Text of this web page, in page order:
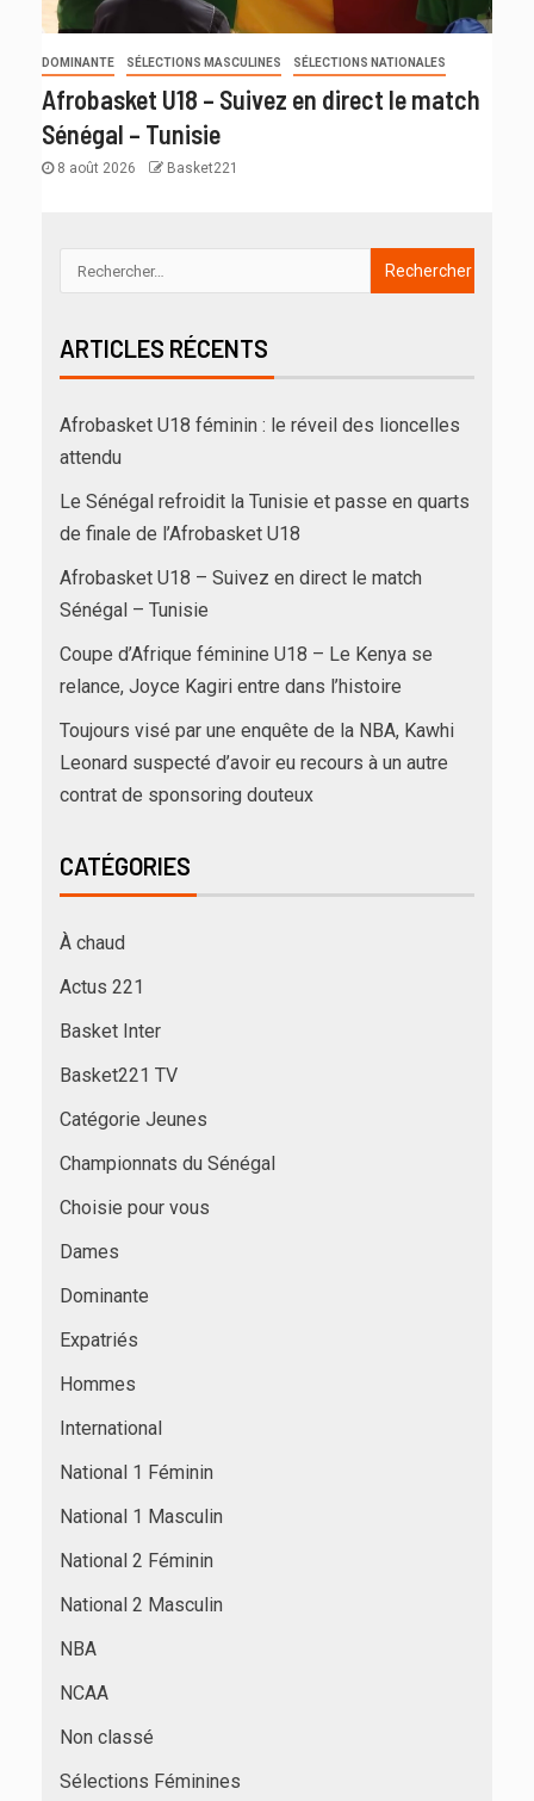
DOMINANTE SÉLECTIONS MASCULINES SÉLECTIONS NATIONALES
Afrobasket U18 – Suivez en direct le match
Sénégal – Tunisie
8 août 2026 Basket221
ARTICLES RÉCENTS
Afrobasket U18 féminin : le réveil des lioncelles
attendu
Le Sénégal refroidit la Tunisie et passe en quarts
de finale de l’Afrobasket U18
Afrobasket U18 – Suivez en direct le match
Sénégal – Tunisie
Coupe d’Afrique féminine U18 – Le Kenya se
relance, Joyce Kagiri entre dans l’histoire
Toujours visé par une enquête de la NBA, Kawhi
Leonard suspecté d’avoir eu recours à un autre
contrat de sponsoring douteux
CATÉGORIES
À chaud
Actus 221
Basket Inter
Basket221 TV
Catégorie Jeunes
Championnats du Sénégal
Choisie pour vous
Dames
Dominante
Expatriés
Hommes
International
National 1 Féminin
National 1 Masculin
National 2 Féminin
National 2 Masculin
NBA
NCAA
Non classé
Sélections Féminines